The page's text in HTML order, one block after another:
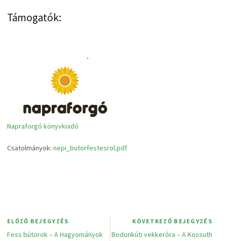
Támogatók:
Napraforgó könyvkiadó
Csatolmányok: nepi_butorfestesrol.pdf
ELŐZŐ BEJEGYZÉS
Fess bútorok – A Hagyományok
KÖVETKEZŐ BEJEGYZÉS
Bodonkúti vekkeróra – A Kossuth